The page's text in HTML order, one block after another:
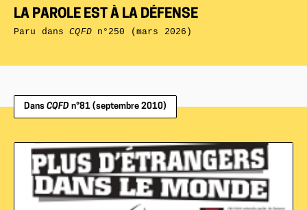
LA PAROLE EST À LA DÉFENSE
Paru dansCQFDn°250 (mars 2026)
Dans CQFD n°81 (septembre 2010)